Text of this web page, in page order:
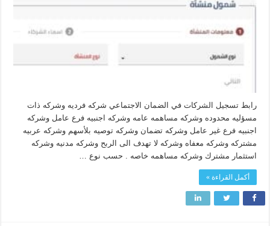
رابط تسجيل الشركات في الضمان الاجتماعي شركه فرديه وشركه ذات
مسؤليه محدوده وشركه مساهمه عامه وشركه اجنبيه فرع عامل وشركه
اجنبيه فرع غير عامل وشركه تضمان وشركه توصيه بلأسهم وشركه عربيه
مشتركه وشركه معفاه وشركه لا تهدف الى الربح وشركه مدنيه وشركه
استثمار مشترك وشركه مساهمه خاصه . حسب نوع …
أكمل القراءة »